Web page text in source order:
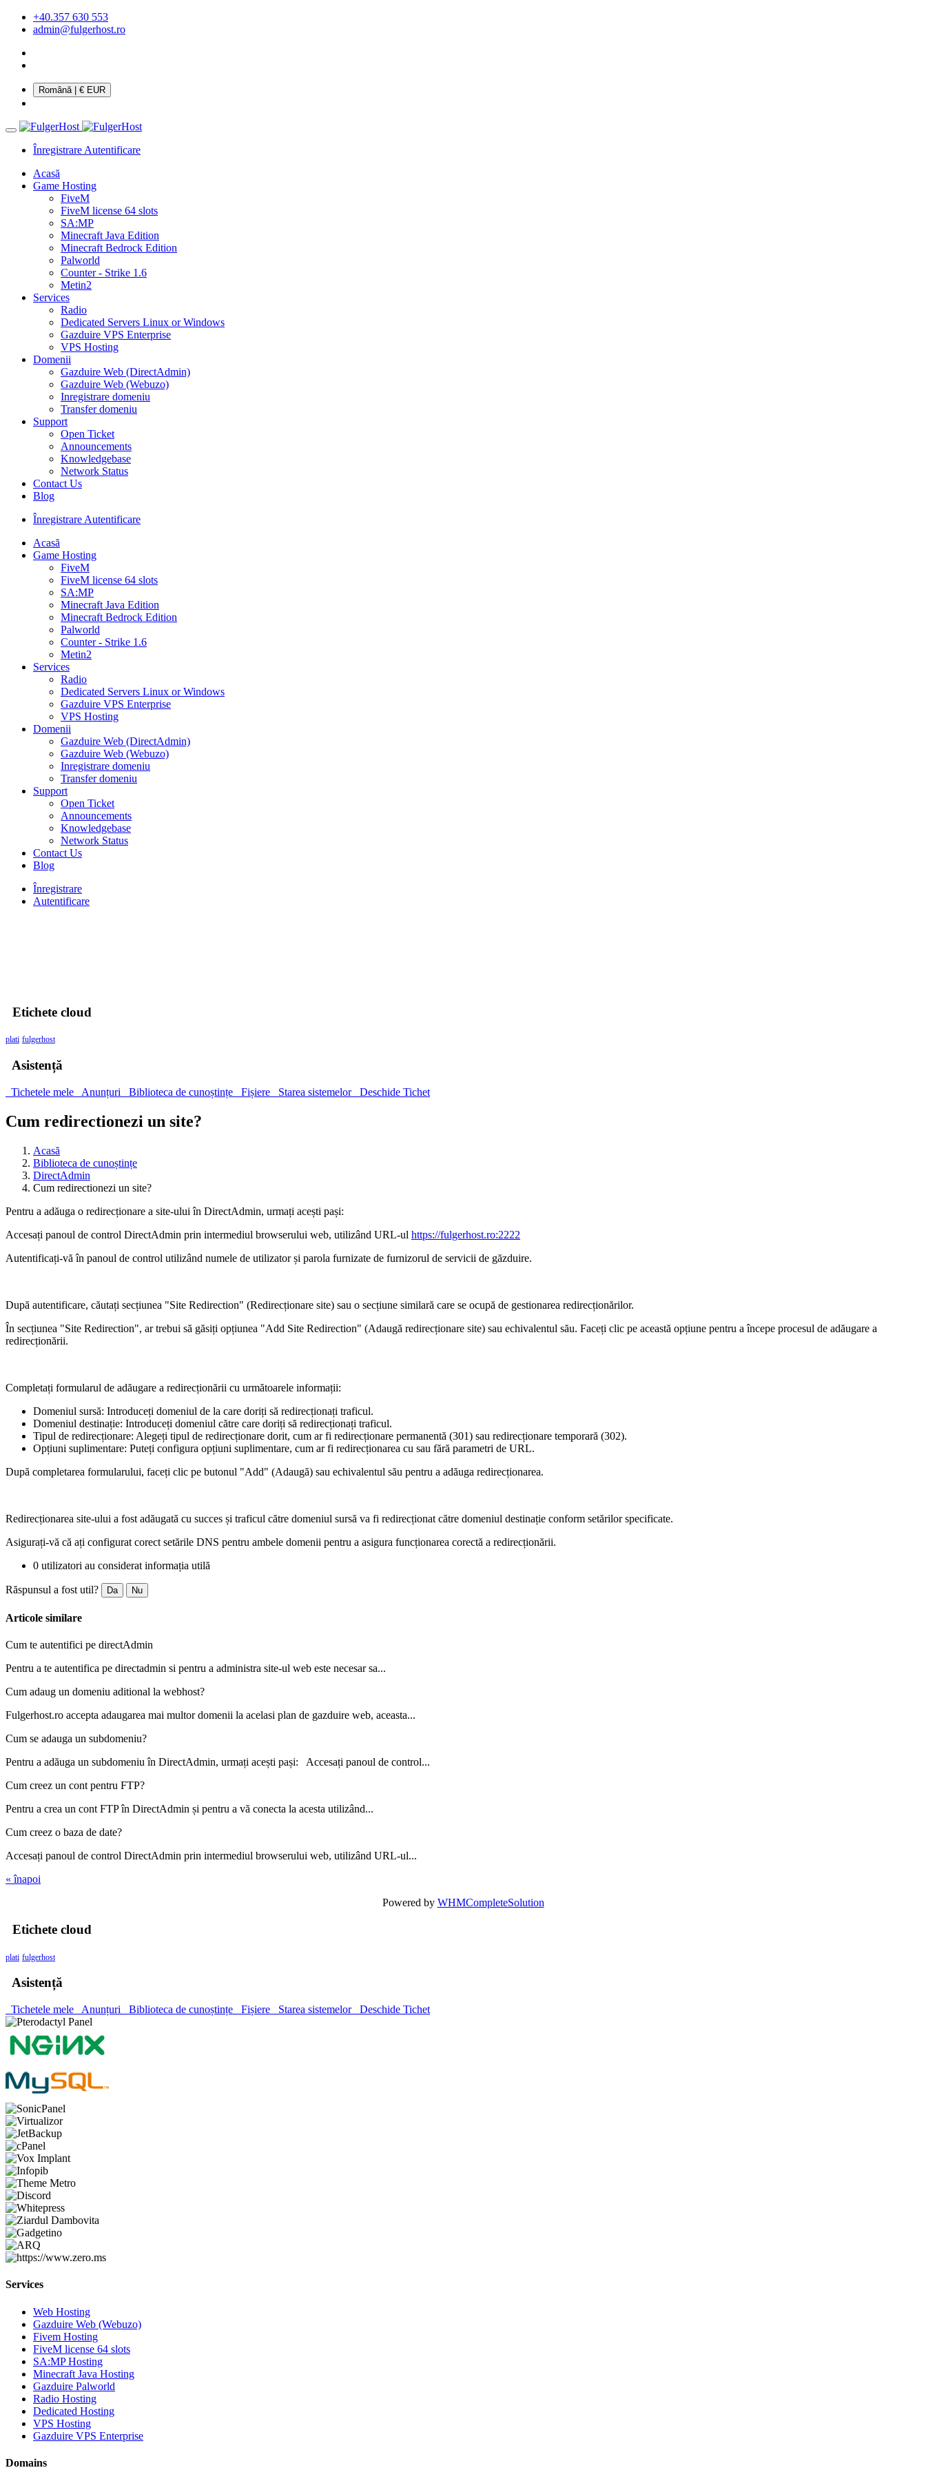
+40.357 630 553
admin@fulgerhost.ro
Română| € EUR
Înregistrare Autentificare
Acasă
Game Hosting
FiveM
FiveM license 64 slots
SA:MP
Minecraft Java Edition
Minecraft Bedrock Edition
Palworld
Counter - Strike 1.6
Metin2
Services
Radio
Dedicated Servers Linux or Windows
Gazduire VPS Enterprise
VPS Hosting
Domenii
Gazduire Web (DirectAdmin)
Gazduire Web (Webuzo)
Inregistrare domeniu
Transfer domeniu
Support
Open Ticket
Announcements
Knowledgebase
Network Status
Contact Us
Blog
Înregistrare Autentificare
Acasă
Game Hosting
FiveM
FiveM license 64 slots
SA:MP
Minecraft Java Edition
Minecraft Bedrock Edition
Palworld
Counter - Strike 1.6
Metin2
Services
Radio
Dedicated Servers Linux or Windows
Gazduire VPS Enterprise
VPS Hosting
Domenii
Gazduire Web (DirectAdmin)
Gazduire Web (Webuzo)
Inregistrare domeniu
Transfer domeniu
Support
Open Ticket
Announcements
Knowledgebase
Network Status
Contact Us
Blog
Înregistrare
Autentificare
Etichete cloud
plati fulgerhost
Asistență
Tichetele mele Anunțuri Biblioteca de cunoștințe Fișiere Starea sistemelor Deschide Tichet
Cum redirectionezi un site?
Acasă
Biblioteca de cunoștințe
DirectAdmin
Cum redirectionezi un site?
Pentru a adăuga o redirecționare a site-ului în DirectAdmin, urmați acești pași:
Accesați panoul de control DirectAdmin prin intermediul browserului web, utilizând URL-ul https://fulgerhost.ro:2222
Autentificați-vă în panoul de control utilizând numele de utilizator și parola furnizate de furnizorul de servicii de găzduire.
După autentificare, căutați secțiunea "Site Redirection" (Redirecționare site) sau o secțiune similară care se ocupă de gestionarea redirecționărilor.
În secțiunea "Site Redirection", ar trebui să găsiți opțiunea "Add Site Redirection" (Adaugă redirecționare site) sau echivalentul său. Faceți clic pe această opțiune pentru a începe procesul de adăugare a
redirecționării.
Completați formularul de adăugare a redirecționării cu următoarele informații:
Domeniul sursă: Introduceți domeniul de la care doriți să redirecționați traficul.
Domeniul destinație: Introduceți domeniul către care doriți să redirecționați traficul.
Tipul de redirecționare: Alegeți tipul de redirecționare dorit, cum ar fi redirecționare permanentă (301) sau redirecționare temporară (302).
Opțiuni suplimentare: Puteți configura opțiuni suplimentare, cum ar fi redirecționarea cu sau fără parametri de URL.
După completarea formularului, faceți clic pe butonul "Add" (Adaugă) sau echivalentul său pentru a adăuga redirecționarea.
Redirecționarea site-ului a fost adăugată cu succes și traficul către domeniul sursă va fi redirecționat către domeniul destinație conform setărilor specificate.
Asigurați-vă că ați configurat corect setările DNS pentru ambele domenii pentru a asigura funcționarea corectă a redirecționării.
0 utilizatori au considerat informația utilă
Răspunsul a fost util? Da Nu
Articole similare
Cum te autentifici pe directAdmin
Pentru a te autentifica pe directadmin si pentru a administra site-ul web este necesar sa...
Cum adaug un domeniu aditional la webhost?
Fulgerhost.ro accepta adaugarea mai multor domenii la acelasi plan de gazduire web, aceasta...
Cum se adauga un subdomeniu?
Pentru a adăuga un subdomeniu în DirectAdmin, urmați acești pași: Accesați panoul de control...
Cum creez un cont pentru FTP?
Pentru a crea un cont FTP în DirectAdmin și pentru a vă conecta la acesta utilizând...
Cum creez o baza de date?
Accesați panoul de control DirectAdmin prin intermediul browserului web, utilizând URL-ul...
« înapoi
Powered by WHMCompleteSolution
Etichete cloud
plati fulgerhost
Asistență
Tichetele mele Anunțuri Biblioteca de cunoștințe Fișiere Starea sistemelor Deschide Tichet
Services
Web Hosting
Gazduire Web (Webuzo)
Fivem Hosting
FiveM license 64 slots
SA:MP Hosting
Minecraft Java Hosting
Gazduire Palworld
Radio Hosting
Dedicated Hosting
VPS Hosting
Gazduire VPS Enterprise
Domains